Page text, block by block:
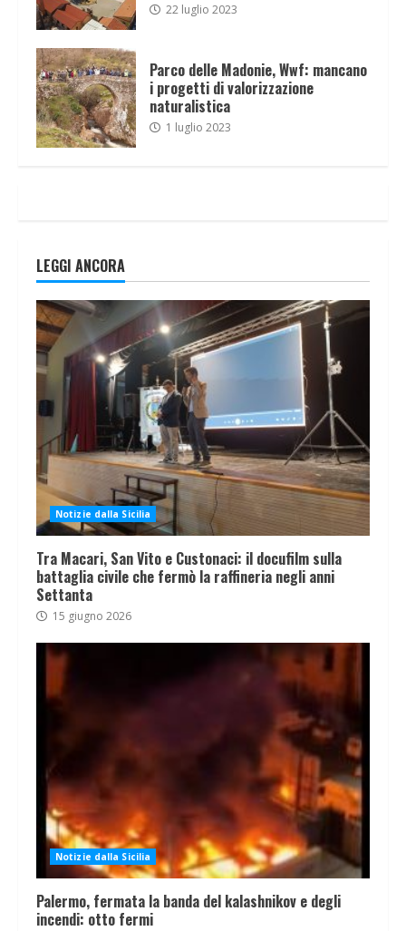
22 luglio 2023
Parco delle Madonie, Wwf: mancano
i progetti di valorizzazione
naturalistica
1 luglio 2023
LEGGI ANCORA
Notizie dalla Sicilia
Tra Macari, San Vito e Custonaci: il docufilm sulla
battaglia civile che fermò la raffineria negli anni
Settanta
15 giugno 2026
Notizie dalla Sicilia
Palermo, fermata la banda del kalashnikov e degli
incendi: otto fermi